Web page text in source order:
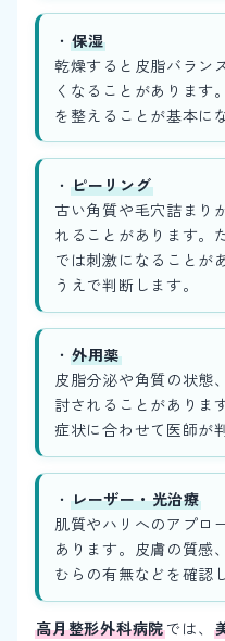
・ 保湿
乾燥すると皮脂バラン
くなることがあります
を整えることが基本に
・ ピーリング
古い角質や毛穴詰まり
れることがあります。
では刺激になることが
うえで判断します。
・ 外用薬
皮脂分泌や角質の状態
討されることがありま
症状に合わせて医師が
・ レーザー・光治療
肌質やハリへのアプロ
あります。皮膚の質感
むらの有無などを確認
高月整形外科病院では、